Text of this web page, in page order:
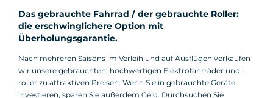
Das gebrauchte Fahrrad / der gebrauchte Roller:
die erschwinglichere Option mit
Überholungsgarantie.
Nach mehreren Saisons im Verleih und auf Ausflügen verkaufen
wir unsere gebrauchten, hochwertigen Elektrofahrräder und -
roller zu attraktiven Preisen. Wenn Sie in gebrauchte Geräte
investieren, sparen Sie außerdem Geld. Durchsuchen Sie